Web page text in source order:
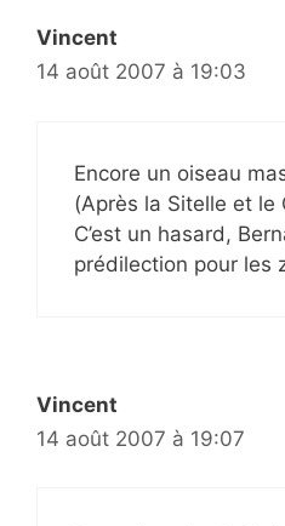
Vincent
14 août 2007 à 19:03
Encore un oiseau
(Après la Sitelle et le
C’est un hasard,
prédilection pour les
Vincent
14 août 2007 à 19:07